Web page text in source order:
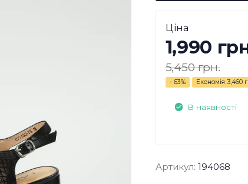
Ціна
1,990
5,450 грн.
- 63% Економія 3,460
В наявності
Артикул: 194068